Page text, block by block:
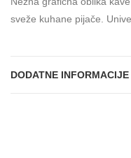
sveže kuhane pijače.
DODATNE INFORMACIJE